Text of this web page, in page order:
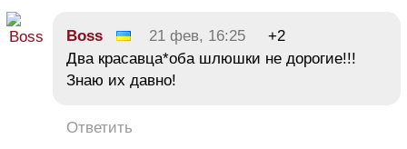
Boss 21 фев, 16:25
+2
Два красавца*оба шлюшки не дорогие!!!
Знаю их давно!
Ответить